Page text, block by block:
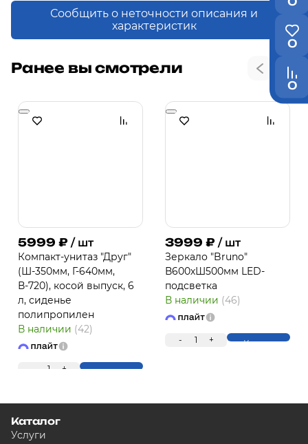
0
0
Сообщить о неточности описания и
характеристик
Ранее вы смотрели
5999 ₽ / шт
Компакт-унитаз "Друг"
(Ш-350мм, Г-640мм,
В-720), косой выпуск, 6
л, сиденье
полипропилен
В наличии (42)
1 + Купить
3999 ₽ / шт
Зеркало "Bruno"
В600хШ500мм LED-
подсветка
В наличии (46)
- 1 + Купить
Каталог
Услуги